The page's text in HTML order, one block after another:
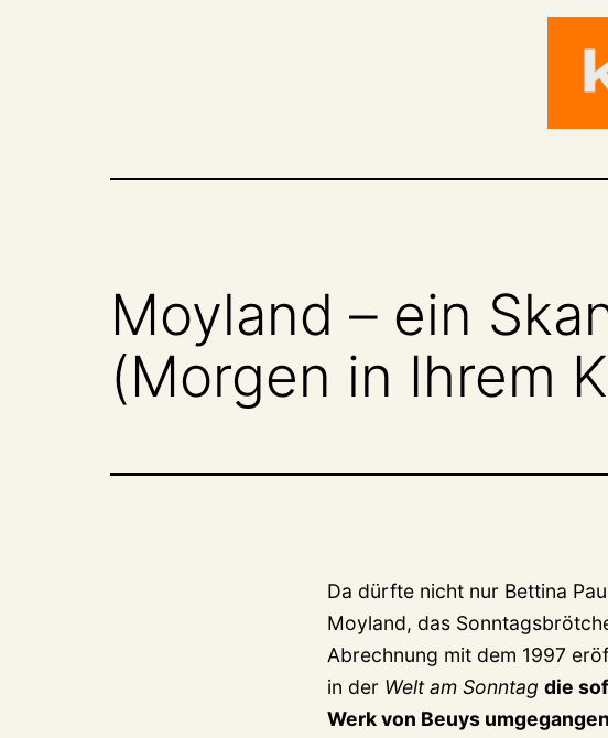
Moyland – ein
(Morgen in Ihrem
Da dürfte nicht nur Bettina
Moyland, das
Abrechnung mit dem 1997
in der Welt am Sonntag die
Werk von Beuys